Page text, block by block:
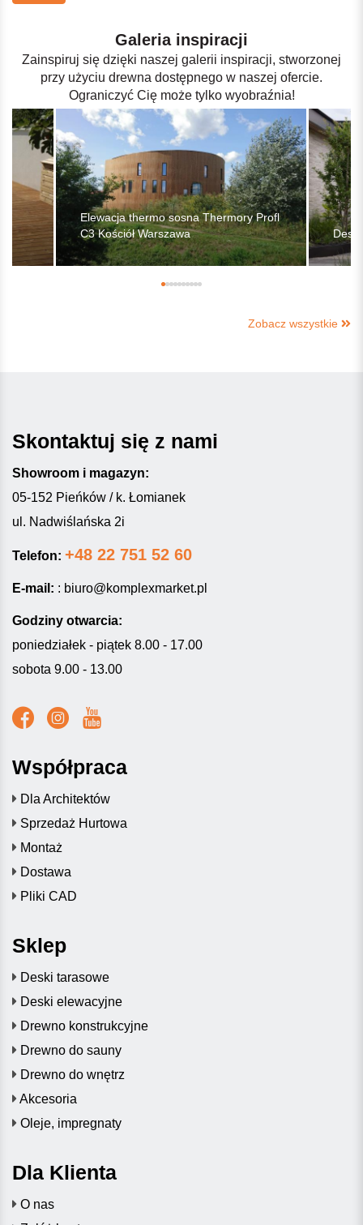
Galeria inspiracji
Zainspiruj się dzięki naszej galerii inspiracji, stworzonej
przy użyciu drewna dostępnego w naszej ofercie.
Ograniczyć Cię może tylko wyobraźnia!
Elewacja thermo sosna Thermory Profl
C3 Kościół Warszawa
Zobacz wszystkie
Skontaktuj się z nami
Showroom i magazyn:
05-152 Pieńków / k. Łomianek
ul. Nadwiślańska 2i
Telefon: +48 22 751 52 60
E-mail: : biuro@komplexmarket.pl
Godziny otwarcia:
poniedziałek - piątek 8.00 - 17.00
sobota 9.00 - 13.00
Współpraca
Dla Architektów
Sprzedaż Hurtowa
Montaż
Dostawa
Pliki CAD
Sklep
Deski tarasowe
Deski elewacyjne
Drewno konstrukcyjne
Drewno do sauny
Drewno do wnętrz
Akcesoria
Oleje, impregnaty
Dla Klienta
O nas